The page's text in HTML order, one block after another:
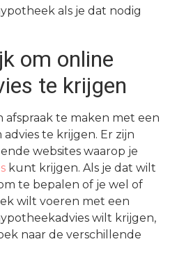
als je dat nodig
om online
te krijgen
afspraak te maken met een
te krijgen. Er zijn
websites waarop je
kunt krijgen. Als je dat wilt
te bepalen of je wel of
wilt voeren met een
wilt krijgen,
naar de verschillende